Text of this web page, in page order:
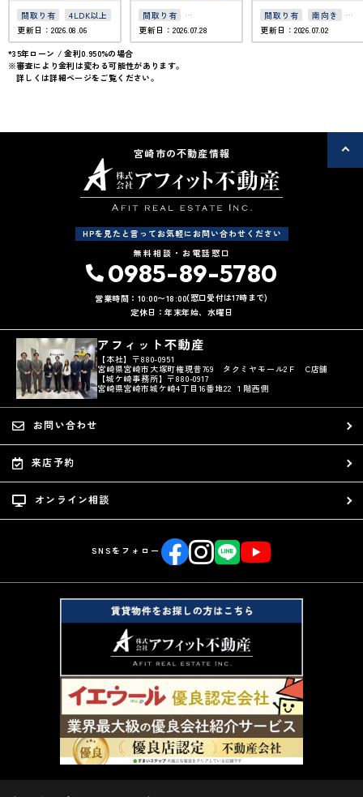
室 5帖
間取り有
4LDK以上
更新日：2026.08.06
間取り有
築10年以内
上下水道完備
更新日：2026.07.28
間取り有
南向き
駐車場2台可
更新日：2026.07.02
*35年ローン / 金利0.950%の場合
※審査により金利は変わる可能性があります。
詳しくは詳細ページをご覧ください。
宮崎市の不動産情報
HPを見たと言ってお気軽にお問い合わせください
無料相談・お電話窓口
0985-89-5780
営業時間：10:00〜18:00(窓口受付は17時まで)
定休日：年末年始、水曜日
アフィット不動産
【本社】〒880-0951
宮崎県宮崎市大塚町権現昔769 タクミヤモール2Ｆ C店舗
【城ケ崎事務所】〒880-0917
宮崎県宮崎市城ケ崎4丁目16番地22 １階西側
お問い合わせ
来店予約
オンライン相談
SNSをフォロー